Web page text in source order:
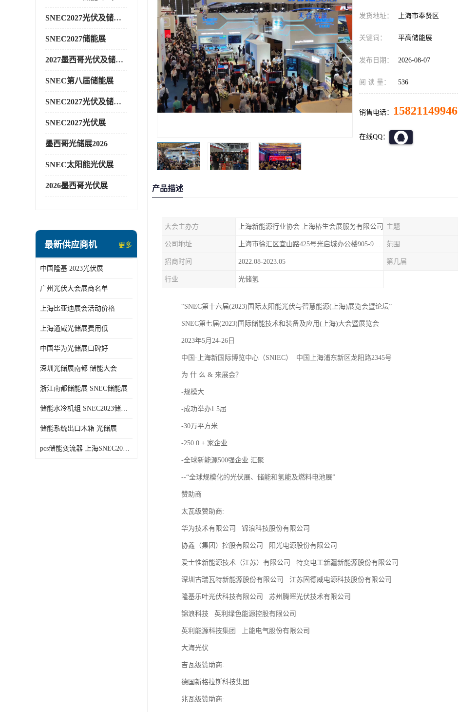
SNEC2027光伏及储能展
SNEC2027储能展
2027墨西哥光伏及储能展
SNEC第八届储能展
SNEC2027光伏及储能展
SNEC2027光伏展
墨西哥光储展2026
SNEC太阳能光伏展
2026墨西哥光伏展
最新供应商机 更多
中国隆基 2023光伏展
广州光伏大会展商名单
上海比亚迪展会活动价格
上海通威光储展费用低
中国华为光储展口碑好
深圳光储展南都 储能大会
浙江南都储能展 SNEC储能展
储能水冷机组 SNEC2023储能展
储能系统出口木箱 光储展
pcs储能变流器 上海SNEC2023光伏展
发货地址： 上海市奉贤区
关键词： 平高储能展
发布日期： 2026-08-07
阅 读 量： 536
销售电话： 15821149946
在线QQ：
产品描述
大会主办方 上海新能源行业协会 上海椿生会展服务有限公司 主题
公司地址 上海市徐汇区宜山路425号光启城办公楼905-907室 范围
招商时间 2022.08-2023.05 第几届
行业 光储氢
“SNEC第十六届(2023)国际太阳能光伏与智慧能源(上海)展览会暨论坛”
SNEC第七届(2023)囯际储能技术和装备及应用(上海)大会暨展览会
2023年5月24-26日
中国·上海新国际博览中心（SNIEC） 中国上海浦东新区龙阳路2345号
为 什 么 & 来展会？
-规模大
-成功举办1 5届
-30万平方米
-250 0 + 家企业
-全球新能源500强企业 汇聚
--“全球规模化的光伏展、储能和氢能及燃料电池展”
赞助商
太瓦级赞助商:
华为技术有限公司 锦浪科技股份有限公司
协鑫（集团）控股有限公司 阳光电源股份有限公司
爱士惟新能源技术（江苏）有限公司 特变电工新疆新能源股份有限公司
深圳古瑞瓦特新能源股份有限公司 江苏固德威电源科技股份有限公司
隆基乐叶光伏科技有限公司 苏州腾晖光伏技术有限公司
锦浪科技 英利绿色能源控股有限公司
英利能源科技集团 上能电气股份有限公司
大海光伏
吉瓦级赞助商:
德国新格拉斯科技集团
兆瓦级赞助商: